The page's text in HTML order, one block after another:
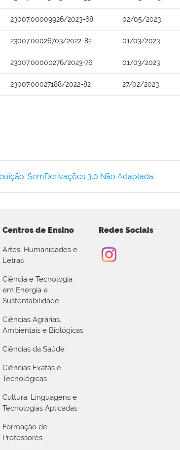
23007.00009926/2023-68 02/05/2023
23007.00026703/2022-82 01/03/2023
23007.00000276/2023-76 01/03/2023
23007.00027188/2022-82 27/02/2023
SemDerivações 3.0 Não Adaptada.
Centros de Ensino
Artes, Humanidades e
Letras
Ciência e Tecnologia
em Energia e
Sustentabilidade
Ciências Agrárias,
Ambientais e Biológicas
Ciências da Saúde
Ciências Exatas e
Tecnológicas
Cultura, Linguagens e
Tecnologias Aplicadas
Formação de
Professores
Redes Sociais